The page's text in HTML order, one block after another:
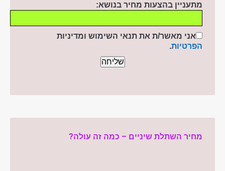
מתעניין בהצעות מחיר בנושא:
אני מאשר/ת את תנאי השימוש ומדיניות
הפרטיות.
מחיר השתלת שיניים – כמה זה עולה?